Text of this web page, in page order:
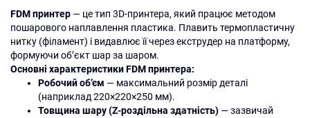
FDM принтер — це тип 3D-принтера, який працює методом
пошарового наплавлення пластика. Плавить термопластичну
нитку (філамент) і видавлює її через екструдер на платформу,
формуючи об’єкт шар за шаром.
Основні характеристики FDM принтера:
Робочий об’єм — максимальний розмір деталі
(наприклад 220×220×250 мм).
Товщина шару (Z-роздільна здатність) — зазвичай